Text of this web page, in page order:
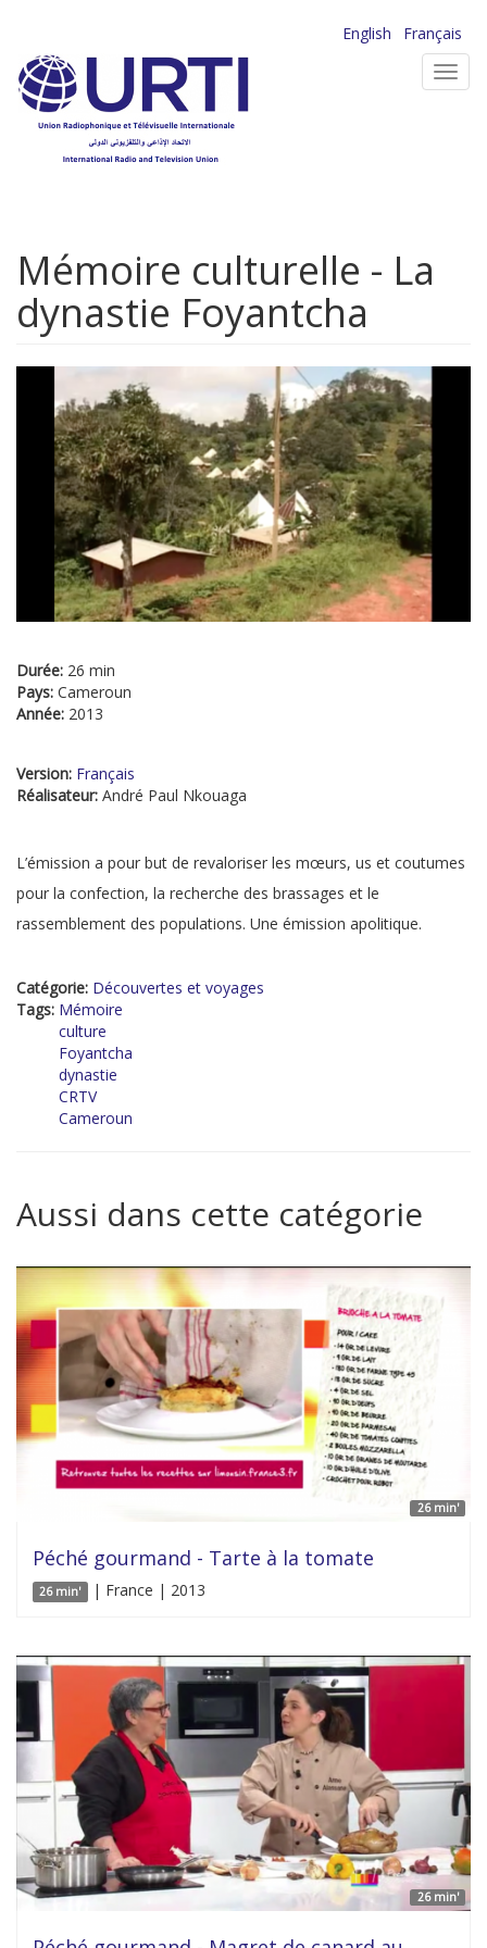
contenu
principal
English
Français
Mémoire culturelle - La
dynastie Foyantcha
Durée: 26 min
Pays: Cameroun
Année: 2013
Version: Français
Réalisateur: André Paul Nkouaga
L’émission a pour but de revaloriser les mœurs, us et coutumes
pour la confection, la recherche des brassages et le
rassemblement des populations. Une émission apolitique.
Catégorie: Découvertes et voyages
Tags: Mémoire
culture
Foyantcha
dynastie
CRTV
Cameroun
Aussi dans cette catégorie
26 min'
Péché gourmand - Tarte à la tomate
26 min' | France | 2013
26 min'